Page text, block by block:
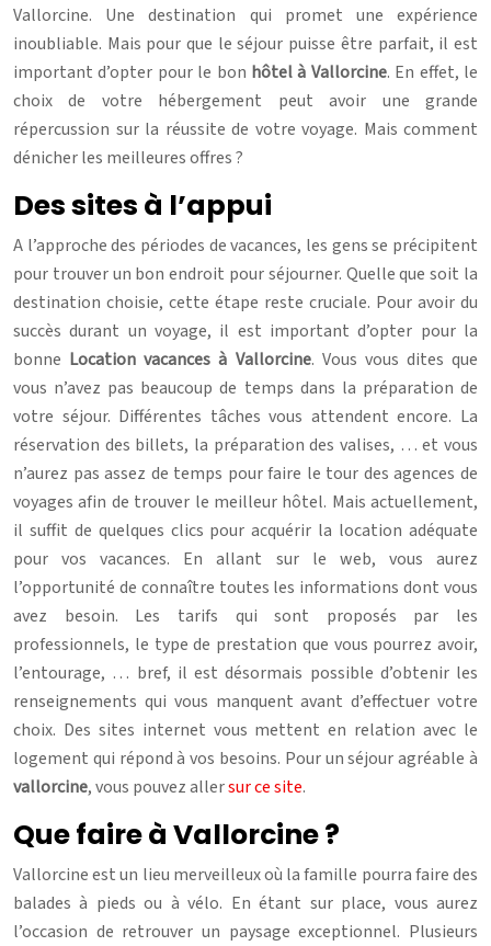
Vallorcine. Une destination qui promet une expérience
inoubliable. Mais pour que le séjour puisse être parfait, il est
important d’opter pour le bon hôtel à Vallorcine. En effet, le
choix de votre hébergement peut avoir une grande
répercussion sur la réussite de votre voyage. Mais comment
dénicher les meilleures offres ?
Des sites à l’appui
A l’approche des périodes de vacances, les gens se précipitent
pour trouver un bon endroit pour séjourner. Quelle que soit la
destination choisie, cette étape reste cruciale. Pour avoir du
succès durant un voyage, il est important d’opter pour la
bonne Location vacances à Vallorcine. Vous vous dites que
vous n’avez pas beaucoup de temps dans la préparation de
votre séjour. Différentes tâches vous attendent encore. La
réservation des billets, la préparation des valises, … et vous
n’aurez pas assez de temps pour faire le tour des agences de
voyages afin de trouver le meilleur hôtel. Mais actuellement,
il suffit de quelques clics pour acquérir la location adéquate
pour vos vacances. En allant sur le web, vous aurez
l’opportunité de connaître toutes les informations dont vous
avez besoin. Les tarifs qui sont proposés par les
professionnels, le type de prestation que vous pourrez avoir,
l’entourage, … bref, il est désormais possible d’obtenir les
renseignements qui vous manquent avant d’effectuer votre
choix. Des sites internet vous mettent en relation avec le
logement qui répond à vos besoins. Pour un séjour agréable à
vallorcine, vous pouvez allersur ce site.
Que faire à Vallorcine ?
Vallorcine est un lieu merveilleux où la famille pourra faire des
balades à pieds ou à vélo. En étant sur place, vous aurez
l’occasion de retrouver un paysage exceptionnel. Plusieurs